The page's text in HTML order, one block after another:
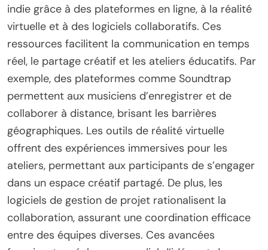
Quels outils et technologies
innovants soutiennent les
collaborations internationales ?
Des outils et technologies innovants améliorent les
collaborations internationales dans la musique
indie grâce à des plateformes en ligne, à la réalité
virtuelle et à des logiciels collaboratifs. Ces
ressources facilitent la communication en temps
réel, le partage créatif et les ateliers éducatifs. Par
exemple, des plateformes comme Soundtrap
permettent aux musiciens d’enregistrer et de
collaborer à distance, brisant les barrières